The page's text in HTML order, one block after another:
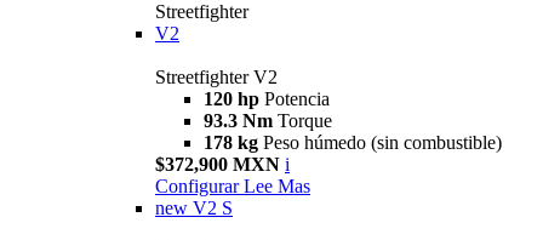
Streetfighter
V2
Streetfighter V2
120 hp Potencia
93.3 Nm Torque
178 kg Peso húmedo (sin combustible)
$372,900 MXN i
Configurar Lee Mas
new V2 S